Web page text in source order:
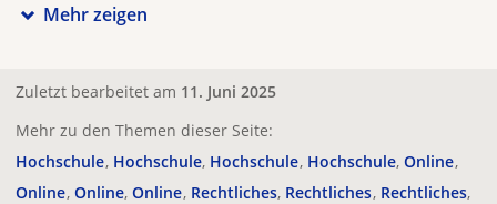
Mehr zeigen
Zuletzt bearbeitet am 11. Juni 2025
Mehr zu den Themen dieser Seite:
Hochschule Hochschule Hochschule Hochschule Online
Online Online Online Rechtliches Rechtliches Rechtliches